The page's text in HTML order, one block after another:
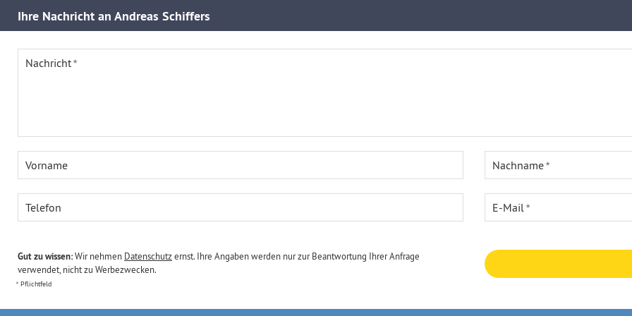
Ihre Nachricht an Andreas Schiffers
Nachricht
Vorname Nachname
Telefon E-Mail
Gut zu wissen:Wir nehmen Datenschutzernst. Ihre Angaben werden nur zur Beantwortung Ihrer Anfrage
verwendet, nicht zu Werbezwecken.
Pflichtfeld